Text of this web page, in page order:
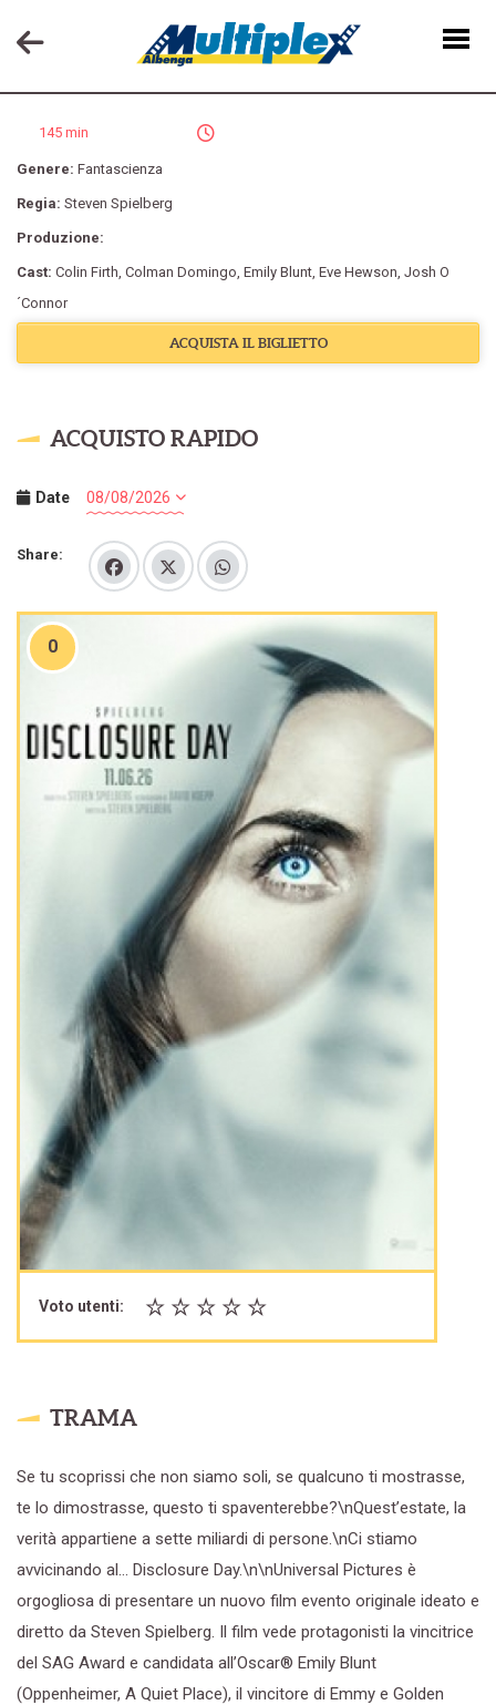
DISCLOSURE DAY
145 min
Genere: Fantascienza
Regia: Steven Spielberg
Produzione:
Cast: Colin Firth, Colman Domingo, Emily Blunt, Eve Hewson, Josh O
´Connor
ACQUISTA IL BIGLIETTO
ACQUISTO RAPIDO
Date
Share:
0
Voto utenti:
TRAMA
Se tu scoprissi che non siamo soli, se qualcuno ti mostrasse,
te lo dimostrasse, questo ti spaventerebbe?\nQuest’estate, la
verità appartiene a sette miliardi di persone.\nCi stiamo
avvicinando al… Disclosure Day.\n\nUniversal Pictures è
orgogliosa di presentare un nuovo film evento originale ideato e
diretto da Steven Spielberg. Il film vede protagonisti la vincitrice
del SAG Award e candidata all’Oscar® Emily Blunt
(Oppenheimer, A Quiet Place), il vincitore di Emmy e Golden